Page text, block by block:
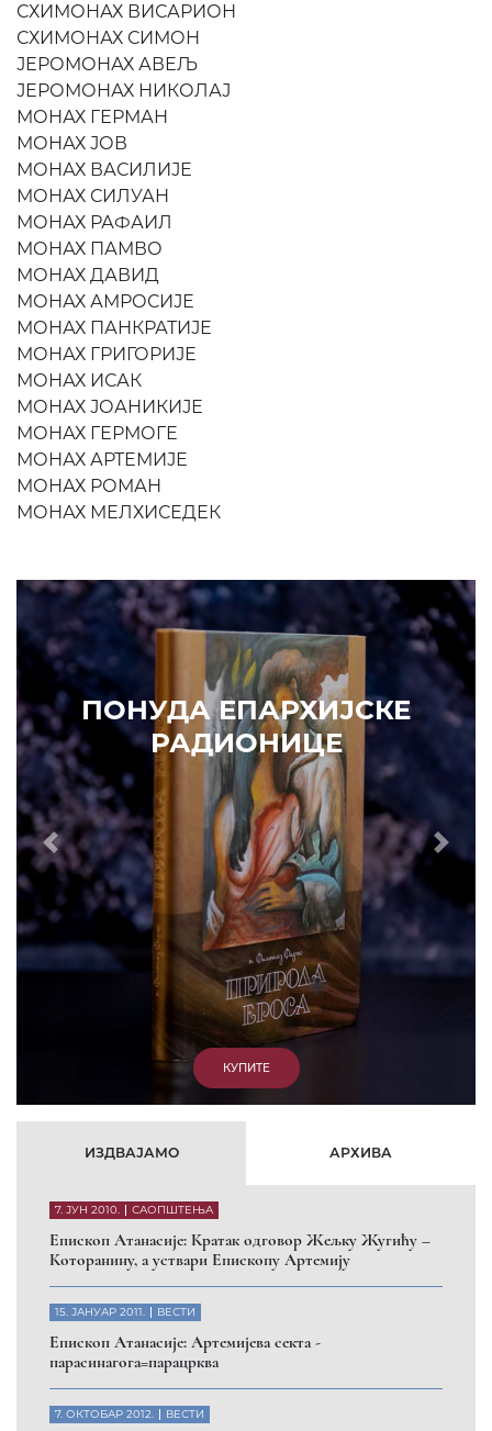
СХИМОНАХ ВИСАРИОН
СХИМОНАХ СИМОН
ЈЕРОМОНАХ АВЕЉ
ЈЕРОМОНАХ НИКОЛАЈ
МОНАХ ГЕРМАН
МОНАХ ЈОВ
МОНАХ ВАСИЛИЈЕ
МОНАХ СИЛУАН
МОНАХ РАФАИЛ
МОНАХ ПАМВО
МОНАХ ДАВИД
МОНАХ АМРОСИЈЕ
МОНАХ ПАНКРАТИЈЕ
МОНАХ ГРИГОРИЈЕ
МОНАХ ИСАК
МОНАХ ЈОАНИКИЈЕ
МОНАХ ГЕРМОГЕ
МОНАХ АРТЕМИЈЕ
МОНАХ РОМАН
МОНАХ МЕЛХИСЕДЕК
ПОНУДА ЕПАРХИЈСКЕ
РАДИОНИЦЕ
КУПИТЕ
Prethodni
ИЗДВАЈАМО АРХИВА
7. ЈУН 2010. САОПШТЕЊА
Eпископ Атанасије: Кратак одговор Жељку Жугићу –
Которанину, а уствари Епископу Артемију
15. ЈАНУАР 2011. ВЕСТИ
Eпископ Атанасије: Артемијева секта -
парасинагога=парацрква
7. ОКТОБАР 2012. ВЕСТИ
Eпископ Западноамерички Г. Максим у посети
Призрену
Eпархија Рашко-призренска осуђује физички напад на
Србина у Сувом Долу и апелује на КФОР и ЕУЛЕКС да
обезбеде сигурност за све грађане
Помозите нашој браћи и сестрама
на Косову и Метохији